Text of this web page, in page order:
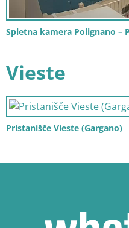
Spletna kamera Polignano –
Vieste
Pristanišče Vieste (Gargano)